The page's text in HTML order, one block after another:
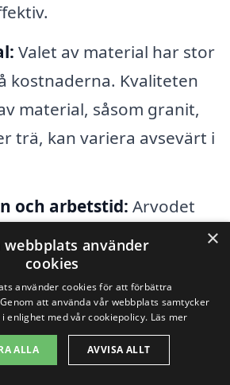
Valet av material har stor
kostnaderna. Kvaliteten
material, såsom granit,
trä, kan variera avsevärt i
och arbetstid: Arvodet
kan också påverka
Det är viktigt att få
olika företag som
i Fliseryd för
priser och kvalitet.
×
webbplats använder
cookies
använder cookies för att förbättra
att använda vår webbplats samtycker
enlighet med vår cookiepolicy. Läs mer
ALLA AVVISA ALLT